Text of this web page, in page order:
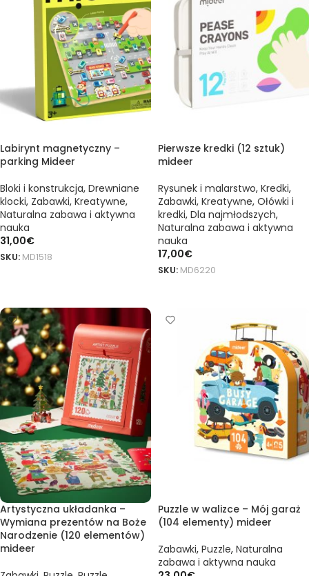
Labirynt magnetyczny –
parking Mideer
Bloki i konstrukcja, Drewniane
klocki, Zabawki, Kreatywne,
Naturalna zabawa i aktywna
nauka
31,00€
SKU: MD1518
Pierwsze kredki (12 sztuk)
mideer
Rysunek i malarstwo, Kredki,
Zabawki, Kreatywne, Ołówki i
kredki, Dla najmłodszych,
Naturalna zabawa i aktywna
nauka
17,00€
SKU: MD6220
Artystyczna układanka –
Wymiana prezentów na Boże
Narodzenie (120 elementów)
mideer
Puzzle w walizce – Mój garaż
(104 elementy) mideer
Zabawki, Puzzle, Naturalna
zabawa i aktywna nauka